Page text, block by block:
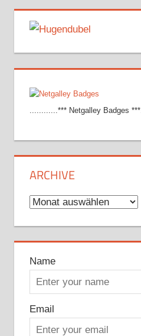
............*** Netgalley Badges
ARCHIVE
Archive
Name
Email